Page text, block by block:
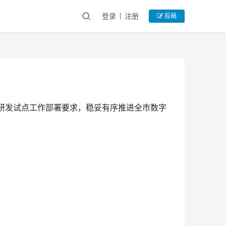
登录 注册 投稿
试点工作部署要求，稳妥有序推进全市数字